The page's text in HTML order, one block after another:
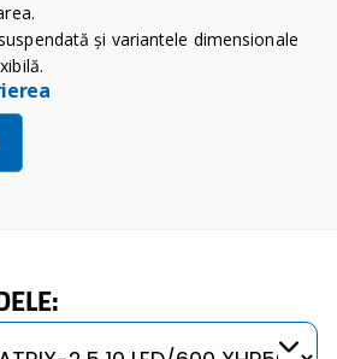
și variantele dimensionale